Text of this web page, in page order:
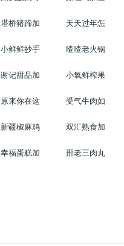
塔桥猪蹄加 天天过年怎
小鲜鲜抄手 喳喳老火锅
谢记甜品加 小氧鲜榨果
原来你在这 受气牛肉如
新疆椒麻鸡 双汇熟食加
幸福蛋糕加 邢老三肉丸